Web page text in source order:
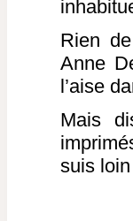
Rien
Anne
l’aise
Mais
suis